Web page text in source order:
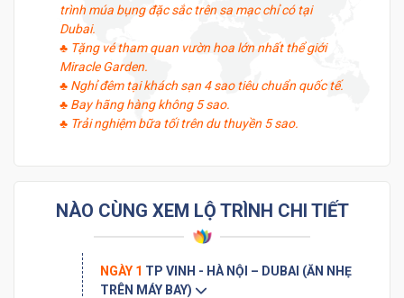
trình múa bụng đặc sắc trên sa mạc chỉ có tại
Dubai.
♣ Tặng vé tham quan vườn hoa lớn nhất thể giới
Miracle Garden.
♣ Nghỉ đêm tại khách sạn 4 sao tiêu chuẩn quốc tế.
♣ Bay hãng hàng không 5 sao.
♣ Trải nghiệm bữa tối trên du thuyền 5 sao.
NÀO CÙNG XEM LỘ TRÌNH CHI TIẾT
NGÀY 1 TP VINH - HÀ NỘI – DUBAI (ĂN NHẸ
TRÊN MÁY BAY)